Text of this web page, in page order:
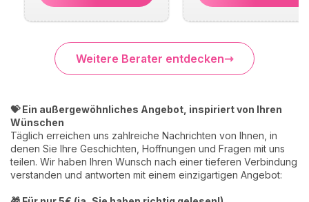
Weitere Berater entdecken
💝 Ein außergewöhnliches Angebot, inspiriert von Ihren
Wünschen
Täglich erreichen uns zahlreiche Nachrichten von Ihnen, in
denen Sie Ihre Geschichten, Hoffnungen und Fragen mit uns
teilen. Wir haben Ihren Wunsch nach einer tieferen Verbindung
verstanden und antworten mit einem einzigartigen Angebot: